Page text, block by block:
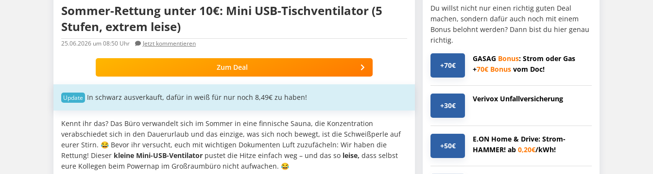
Sommer-Rettung unter 10€: Mini USB-Tischventilator (5
Stufen, extrem leise)
25.06.2026 um 08:50 Uhr Jetzt kommentieren
Zum Deal
In schwarz ausverkauft, dafür in weiß für nur noch 8,49€ zu haben!
Kennt ihr das? Das Büro verwandelt sich im Sommer in eine finnische Sauna, die Konzentration
verabschiedet sich in den Dauerurlaub und das einzige, was sich noch bewegt, ist die Schweißperle auf
eurer Stirn. 😂 Bevor ihr versucht, euch mit wichtigen Dokumenten Luft zuzufächeln: Wir haben die
Rettung! Dieser kleine Mini-USB-Ventilator pustet die Hitze einfach weg – und das so leise, dass selbst
eure Kollegen beim Powernap im Großraumbüro nicht aufwachen. 😂
Du willst nicht nur einen richtig guten Deal
machen, sondern dafür auch noch mit einem
Bonus belohnt werden? Dann bist du hier genau
richtig.
+70€
GASAG Bonus: Strom oder Gas
+70€ Bonus vom Doc!
+30€
Verivox Unfallversicherung
+50€
E.ON Home & Drive: Strom-
HAMMER! ab 0,20€/kWh!